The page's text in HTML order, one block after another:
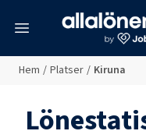
Hem / Platser / Kiruna